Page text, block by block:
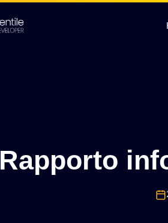
Rapporto